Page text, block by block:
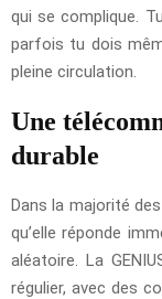
qui se complique.
parfois tu dois
pleine circulation.
Une
durable
Dans la majorité
qu’elle réponde
aléatoire. La
régulier, avec des